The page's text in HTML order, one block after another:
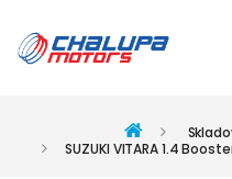
SUZUKI VITARA 1.4